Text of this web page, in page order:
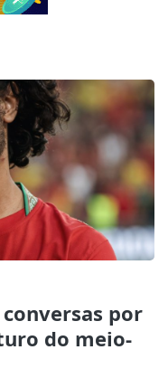
por
do meio-